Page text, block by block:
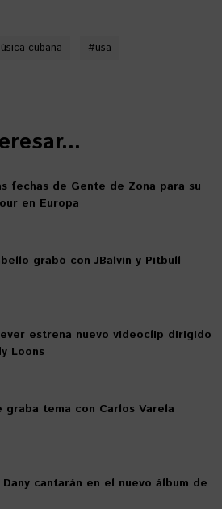
cubana #usa
fechas de Gente de Zona para su
en Europa
grabó con JBalvin y Pitbull
estrena nuevo videoclip dirigido
Loons
graba tema con Carlos Varela
Dany cantarán en el nuevo álbum de